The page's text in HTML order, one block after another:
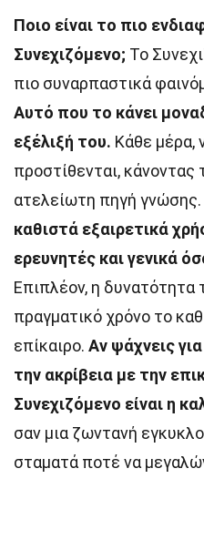
Ποιο είναι το πιο
Συνεχιζόμενο; Το
πιο συναρπαστικά
Αυτό που το κάνει
εξέλιξή του. Κάθε μέρα,
προστίθενται, κάνοντας
ατελείωτη πηγή γνώσης.
καθιστά εξαιρετικά
ερευνητές και γενικά
Επιπλέον, η δυνατότητα
πραγματικό χρόνο το
επίκαιρο. Αν ψάχνεις
την ακρίβεια με την
Συνεχιζόμενο είναι η
σαν μια ζωντανή
σταματά ποτέ να